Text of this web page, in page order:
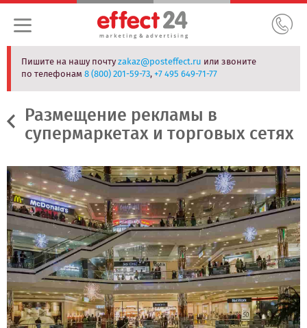
Пишите на нашу почтуzakaz@posteffect.ru или звоните
по телефонам8 (800) 201-59-73,+7 495 649-71-77
Размещение рекламы в
супермаркетах и торговых сетях